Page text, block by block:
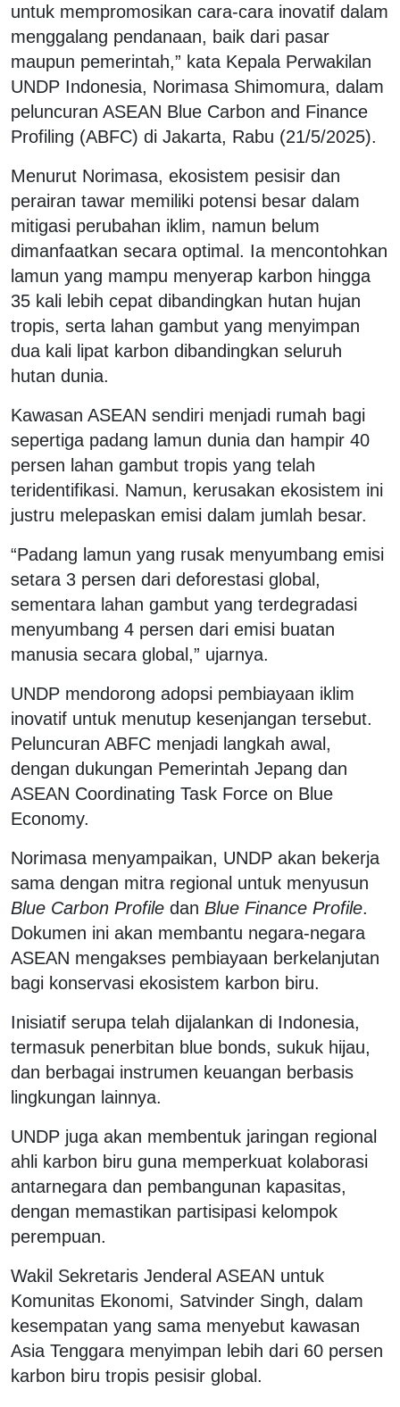
untuk mempromosikan cara-cara inovatif dalam
menggalang pendanaan, baik dari pasar
maupun pemerintah,” kata Kepala Perwakilan
UNDP Indonesia, Norimasa Shimomura, dalam
peluncuran ASEAN Blue Carbon and Finance
Profiling (ABFC) di Jakarta, Rabu (21/5/2025).
Menurut Norimasa, ekosistem pesisir dan
perairan tawar memiliki potensi besar dalam
mitigasi perubahan iklim, namun belum
dimanfaatkan secara optimal. Ia mencontohkan
lamun yang mampu menyerap karbon hingga
35 kali lebih cepat dibandingkan hutan hujan
tropis, serta lahan gambut yang menyimpan
dua kali lipat karbon dibandingkan seluruh
hutan dunia.
Kawasan ASEAN sendiri menjadi rumah bagi
sepertiga padang lamun dunia dan hampir 40
persen lahan gambut tropis yang telah
teridentifikasi. Namun, kerusakan ekosistem ini
justru melepaskan emisi dalam jumlah besar.
“Padang lamun yang rusak menyumbang emisi
setara 3 persen dari deforestasi global,
sementara lahan gambut yang terdegradasi
menyumbang 4 persen dari emisi buatan
manusia secara global,” ujarnya.
UNDP mendorong adopsi pembiayaan iklim
inovatif untuk menutup kesenjangan tersebut.
Peluncuran ABFC menjadi langkah awal,
dengan dukungan Pemerintah Jepang dan
ASEAN Coordinating Task Force on Blue
Economy.
Norimasa menyampaikan, UNDP akan bekerja
sama dengan mitra regional untuk menyusun
Blue Carbon Profile dan Blue Finance Profile.
Dokumen ini akan membantu negara-negara
ASEAN mengakses pembiayaan berkelanjutan
bagi konservasi ekosistem karbon biru.
Inisiatif serupa telah dijalankan di Indonesia,
termasuk penerbitan blue bonds, sukuk hijau,
dan berbagai instrumen keuangan berbasis
lingkungan lainnya.
UNDP juga akan membentuk jaringan regional
ahli karbon biru guna memperkuat kolaborasi
antarnegara dan pembangunan kapasitas,
dengan memastikan partisipasi kelompok
perempuan.
Wakil Sekretaris Jenderal ASEAN untuk
Komunitas Ekonomi, Satvinder Singh, dalam
kesempatan yang sama menyebut kawasan
Asia Tenggara menyimpan lebih dari 60 persen
karbon biru tropis pesisir global.